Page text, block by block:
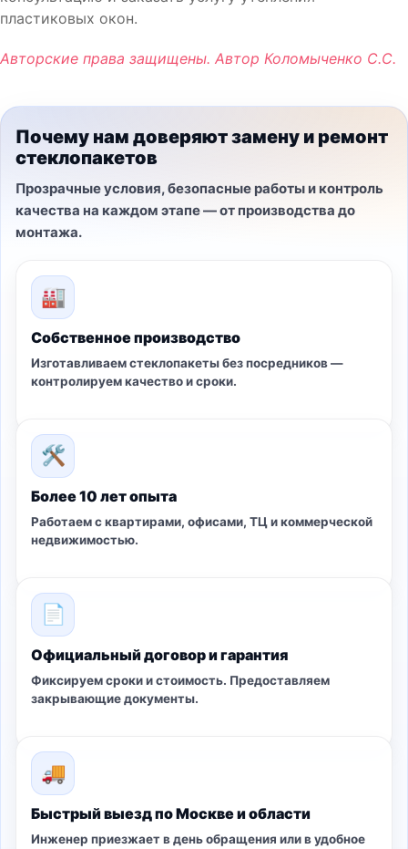
пластиковых окон.
Авторские права защищены. Автор Коломыченко С.С.
Почему нам доверяют замену и ремонт
стеклопакетов
Прозрачные условия, безопасные работы и контроль
качества на каждом этапе — от производства до
монтажа.
🏭
Собственное производство
Изготавливаем стеклопакеты без посредников —
контролируем качество и сроки.
🛠
Более 10 лет опыта
Работаем с квартирами, офисами, ТЦ и коммерческой
недвижимостью.
📄
Официальный договор и гарантия
Фиксируем сроки и стоимость. Предоставляем
закрывающие документы.
🚚
Быстрый выезд по Москве и области
Инженер приезжает в день обращения или в удобное